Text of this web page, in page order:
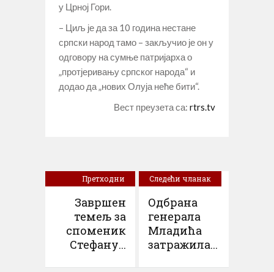
у Црној Гори.
– Циљ је да за 10 година нестане
српски народ тамо – закључио је он у
одговору на сумње патријарха о
„протјеривању српског народа“ и
додао да „нових Олуја неће бити“.
Вест преузета са: rtrs.tv
Претходни
Завршен
темељ за
споменик
Стефану...
Следећи чланак
Одбрана
генерала
Младића
затражила...